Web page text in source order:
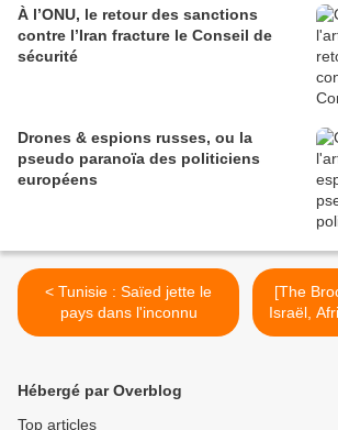
À l’ONU, le retour des sanctions
contre l’Iran fracture le Conseil de
sécurité
Drones & espions russes, ou la
pseudo paranoïa des politiciens
européens
< Tunisie : Saïed jette le
pays dans l'inconnu
[The
Israël,
atouts
Hébergé par Overblog
Top articles